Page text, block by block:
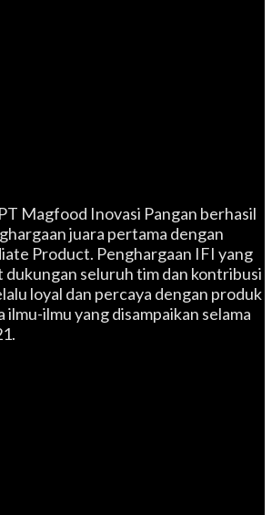
Magfood Inovasi Pangan berhasil
juara pertama dengan
Product. Penghargaan IFI yang
dukungan seluruh tim dan kontribusi
loyal dan percaya dengan produk
ilmu yang disampaikan selama